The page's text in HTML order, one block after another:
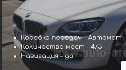
Коробка передач – Автомат
Количество мест – 4/5
Навигация – да